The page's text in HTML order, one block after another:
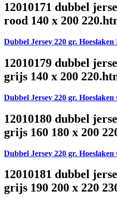
12010171 dubbel
rood 140 x 200
Dubbel Jersey 220 gr. Hoeslaken
12010179 dubbel
grijs 140 x 200
Dubbel Jersey 220 gr. Hoeslaken
12010180 dubbel
grijs 160 180 x 200
Dubbel Jersey 220 gr. Hoeslaken
12010181 dubbel
grijs 190 200 x 220